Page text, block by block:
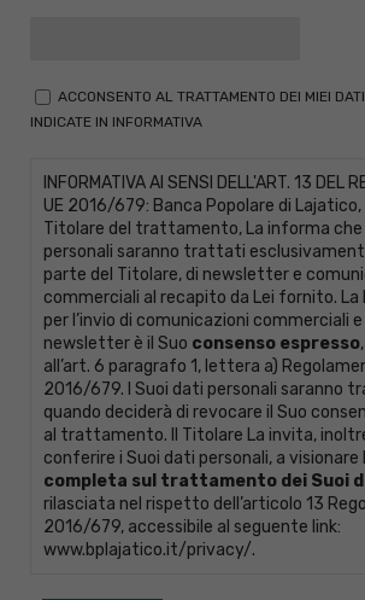
ACCONSENTO AL TRATTAMENTO DEI MIEI
INDICATE IN INFORMATIVA
INFORMATIVA AI SENSI DELL'ART. 13 DEL
UE 2016/679: Banca Popolare di
Titolare del trattamento, La informa che
personali saranno trattati
parte del Titolare, di newsletter e
commerciali al recapito da Lei fornito. La
per l’invio di comunicazioni commerciali e
newsletter è il Suo consenso espresso
all’art. 6 paragrafo 1, lettera a)
2016/679. I Suoi dati personali saranno
quando deciderà di revocare il Suo
al trattamento. Il Titolare La invita,
conferire i Suoi dati personali, a visionare
completa sul trattamento dei Suoi
rilasciata nel rispetto dell’articolo 13
2016/679, accessibile al seguente link:
www.bplajatico.it/privacy/.